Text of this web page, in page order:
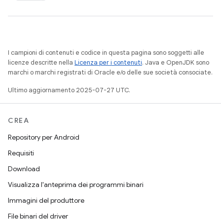
I campioni di contenuti e codice in questa pagina sono soggetti alle
licenze descritte nella Licenza per i contenuti. Java e OpenJDK sono
marchi o marchi registrati di Oracle e/o delle sue società consociate.
Ultimo aggiornamento 2025-07-27 UTC.
CREA
Repository per Android
Requisiti
Download
Visualizza l'anteprima dei programmi binari
Immagini del produttore
File binari del driver